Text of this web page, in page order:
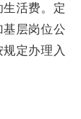
活费。定
层岗位公
定办理入